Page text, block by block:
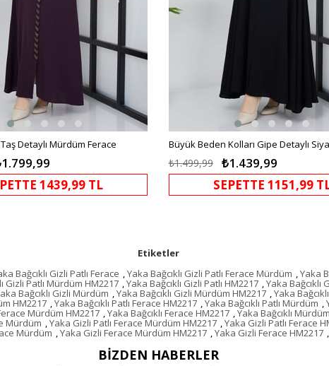
Detaylı Mürdüm Ferace
1439,99 TL
Büyük Beden Kolları Gipe Detaylı
₺1.439,99
₺1.499,99
SEPETTE 1151,99
Etiketler
Bağcıklı Gizli Patlı Ferace ,Yaka Bağcıklı Gizli Patlı Ferace Mürdüm ,Yaka
Gizli Patlı Mürdüm HM2217 ,Yaka Bağcıklı Gizli Patlı HM2217 ,Yaka Bağcıklı
Bağcıklı Gizli Mürdüm ,Yaka Bağcıklı Gizli Mürdüm HM2217 ,Yaka
HM2217 ,Yaka Bağcıklı Patlı Ferace HM2217 ,Yaka Bağcıklı Patlı Mürdüm ,
Mürdüm HM2217 ,Yaka Bağcıklı Ferace HM2217 ,Yaka Bağcıklı Mürdüm
Mürdüm ,Yaka Gizli Patlı Ferace Mürdüm HM2217 ,Yaka Gizli Patlı Ferace
Mürdüm ,Yaka Gizli Ferace Mürdüm HM2217 ,Yaka Gizli Ferace HM2217 ,
BIZDEN HABERLER